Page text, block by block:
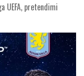
UEFA, pretendimi